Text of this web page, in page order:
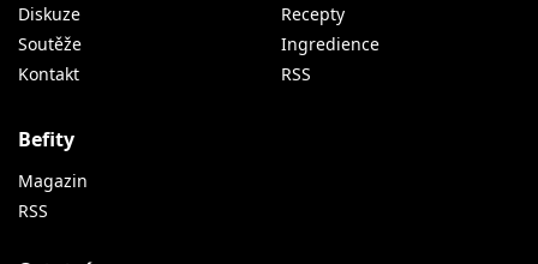
Diskuze
Soutěže
Kontakt
Recepty
Ingredience
RSS
Befity
Magazin
RSS